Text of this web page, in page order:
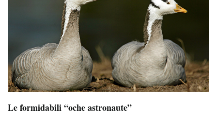
Le formidabili “oche astronaute”